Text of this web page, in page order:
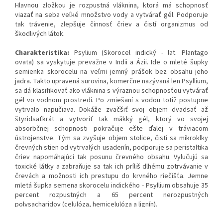
Hlavnou zložkou je rozpustná vláknina, ktorá má schopnosť
viazať na seba veľké množstvo vody a vytvárať gél. Podporuje
tak trávenie, zlepšuje činnosť čriev a čistí organizmus od
škodlivých látok.
Charakteristika: Psylium (Skorocel indický - lat. Plantago
ovata) sa vyskytuje prevažne v Indii a Ázii. Ide o mleté ​​šupky
semienka skorocelu na veľmi jemný prášok bez obsahu jeho
jadra. Takto upravená surovina, komerčne nazývaná len Psyllium,
sa dá klasifikovať ako vláknina s výraznou schopnosťou vytvárať
gél vo vodnom prostredí. Po zmiešaní s vodou totiž postupne
vytrvalo napučiava. Dokáže zväčšiť svoj objem dvadsať až
štyridsaťkrát a vytvoriť tak mäkký gél, ktorý vo svojej
absorbčnej schopnosti pokračuje ešte ďalej v tráviacom
ústrojenstve. Tým sa zvyšuje objem stolice, čistí sa mikroklky
črevných stien od vytrvalých usadenín, podporuje sa peristaltika
čriev napomáhajúci tak posunu črevného obsahu. Vylučujú sa
toxické látky a zabraňuje sa tak ich príliš dlhému zotrvávanie v
črevách a možnosti ich prestupu do krvného riečišťa. Jemne
mletá šupka semena skorocelu indického - Psyllium obsahuje 35
percent rozpustných a 65 percent nerozpustných
polysacharidov (celulóza, hemicelulóza a lignín).